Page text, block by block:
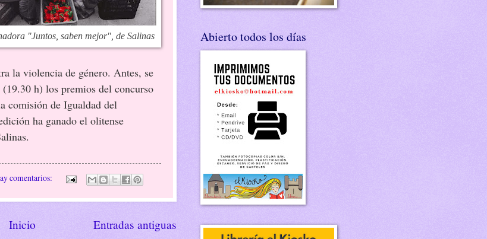
"Juntos, saben mejor", de Salinas
la violencia de género. Antes, se
h) los premios del concurso
comisión de Igualdad del
ha ganado el olitense
comentarios:
Entradas antiguas
Inicio
Abierto todos los días